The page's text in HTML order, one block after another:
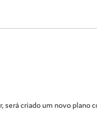
será criado um novo